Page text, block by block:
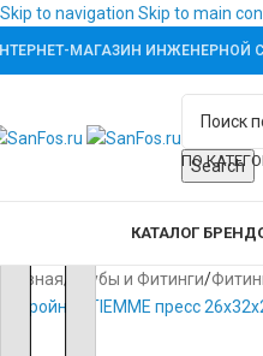
Skip to navigation Skip to main
МАГАЗИН ИНЖЕНЕРНОЙ
ПОSearch
КАТАЛОГ
Главная/ Трубы и Фитинги/
-60%ХИТ